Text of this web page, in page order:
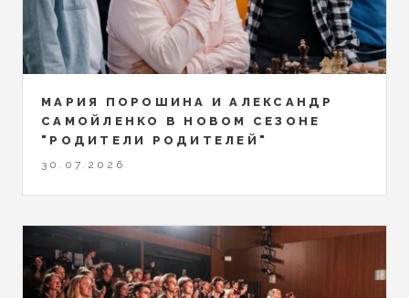
МАРИЯ ПОРОШИНА И АЛЕКСАНДР
САМОЙЛЕНКО В НОВОМ СЕЗОНЕ
"РОДИТЕЛИ РОДИТЕЛЕЙ"
30.07.2026